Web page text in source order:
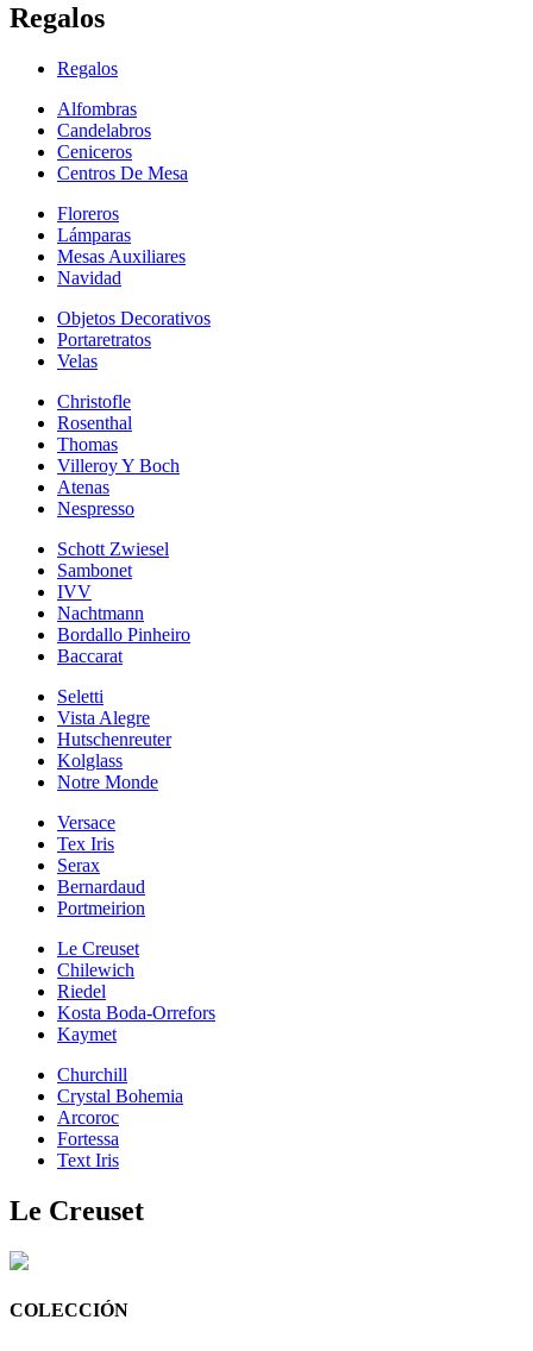
Regalos
Regalos
Alfombras
Candelabros
Ceniceros
Centros De Mesa
Floreros
Lámparas
Mesas Auxiliares
Navidad
Objetos Decorativos
Portaretratos
Velas
Christofle
Rosenthal
Thomas
Villeroy Y Boch
Atenas
Nespresso
Schott Zwiesel
Sambonet
IVV
Nachtmann
Bordallo Pinheiro
Baccarat
Seletti
Vista Alegre
Hutschenreuter
Kolglass
Notre Monde
Versace
Tex Iris
Serax
Bernardaud
Portmeirion
Le Creuset
Chilewich
Riedel
Kosta Boda-Orrefors
Kaymet
Churchill
Crystal Bohemia
Arcoroc
Fortessa
Text Iris
Le Creuset
COLECCIÓN